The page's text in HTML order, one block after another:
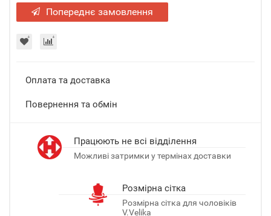
Попереднє замовлення
Оплата та доставка
Повернення та обмін
Працюють не всі відділення
Можливі затримки у термінах доставки
Розмірна сітка
Розмірна сітка для чоловіків
V.Velika